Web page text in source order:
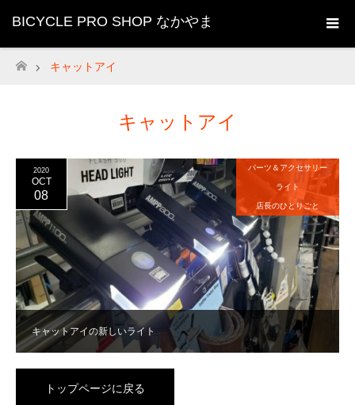
BICYCLE PRO SHOP なかやま
ホーム
キャットアイ
キャットアイ
キャットアイの新しいライト
2020
OCT
08
パーツ＆アクセサリー
ライト
店長のひとりごと
トップページに戻る